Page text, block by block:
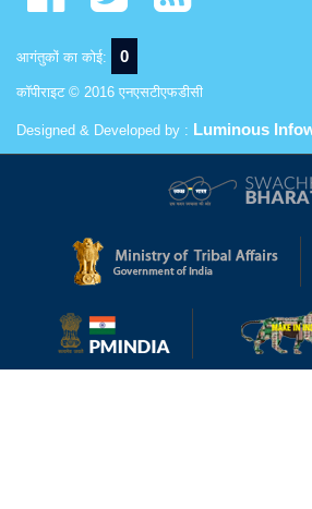
आगंतुकों का कोई: 0
कॉपीराइट © 2016 एनएसटीएफडीसी
Designed & Developed by : Luminous